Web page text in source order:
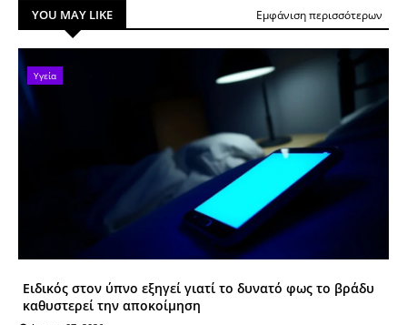
YOU MAY LIKE Εμφάνιση περισσότερων
Υγεία
Ειδικός στον ύπνο εξηγεί γιατί το δυνατό φως το βράδυ
καθυστερεί την αποκοίμηση